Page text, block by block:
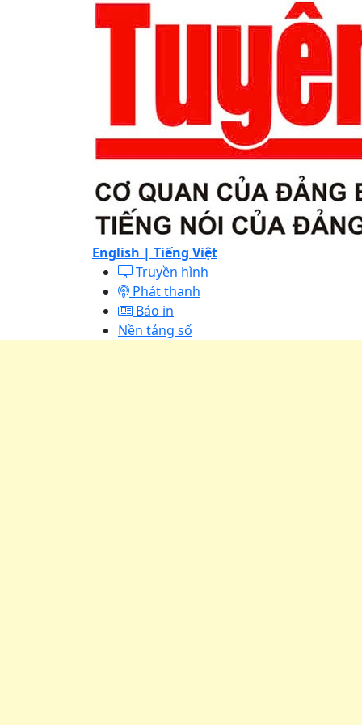
English | Tiếng Việt
Truyền hình
Phát thanh
Báo in
Nền tảng số